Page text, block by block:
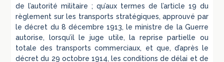
de l’autorité militaire ; qu’aux termes de l’article 19 du
règlement sur les transports stratégiques, approuvé par
le décret du 8 décembre 1913, le ministre de la Guerre
autorise, lorsqu’il le juge utile, la reprise partielle ou
totale des transports commerciaux, et que, d’après le
décret du 29 octobre 1914, les conditions de délai et de